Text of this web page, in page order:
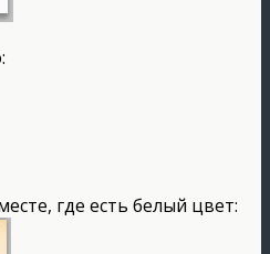
где есть белый цвет: